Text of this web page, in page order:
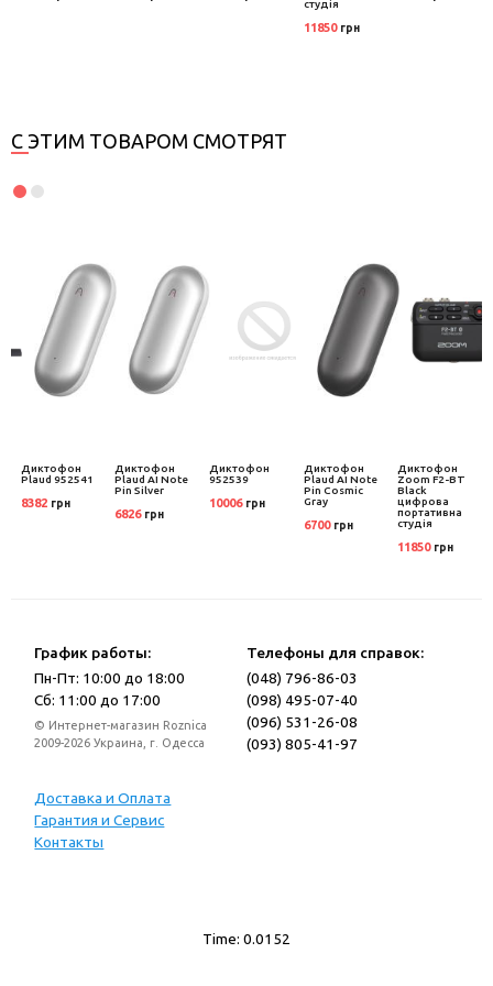
студія
11850 грн
С ЭТИМ ТОВАРОМ СМОТРЯТ
Диктофон
Plaud 952541
8382 грн
Диктофон
Plaud AI Note
Pin Silver
6826 грн
Диктофон
952539
10006 грн
Диктофон
Plaud AI Note
Pin Cosmic
Gray
6700 грн
Диктофон
Zoom F2-BT
Black
цифрова
портативна
студія
11850 грн
График работы:
Пн-Пт: 10:00 до 18:00
Сб: 11:00 до 17:00
© Интернет-магазин Roznica
2009-2026 Украина, г. Одесса
Телефоны для справок:
(048) 796-86-03
(098) 495-07-40
(096) 531-26-08
(093) 805-41-97
Доставка и Оплата
Гарантия и Сервис
Контакты
Time: 0.0152